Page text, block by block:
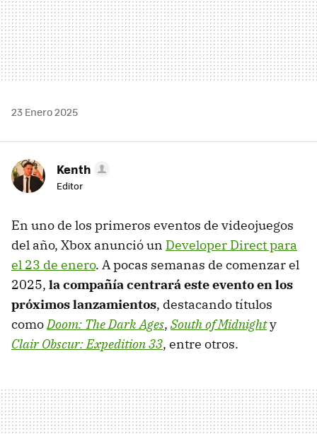
23 Enero 2025
Kenth
Editor
En uno de los primeros eventos de videojuegos
del año, Xbox anunció un Developer Direct para
el 23 de enero. A pocas semanas de comenzar el
2025, la compañía centrará este evento en los
próximos lanzamientos, destacando títulos
comoDoom: The Dark Ages, South of Midnighty
Clair Obscur: Expedition 33, entre otros.